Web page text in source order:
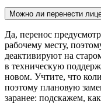
Можно ли перенести
Да, перенос
рабочему месту,
деактивируют на
в техническую
новом. Учтите, что
поэтому плановую
заранее: подскажем,